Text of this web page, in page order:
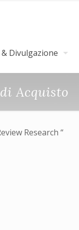
Divulgazione
Acquisto
Research “